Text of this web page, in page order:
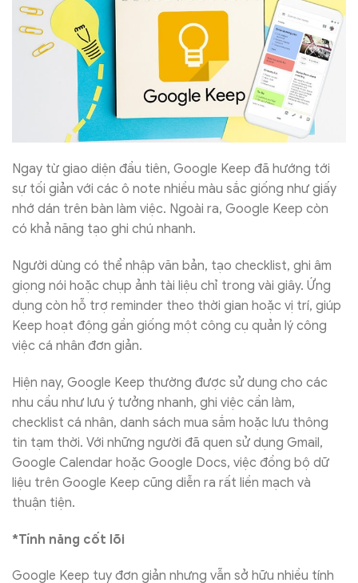
Ngay từ giao diện đầu tiên, Google Keep đã hướng tới
sự tối giản với các ô note nhiều màu sắc giống như giấy
nhớ dán trên bàn làm việc. Ngoài ra, Google Keep còn
có khả năng tạo ghi chú nhanh.
Người dùng có thể nhập văn bản, tạo checklist, ghi âm
giọng nói hoặc chụp ảnh tài liệu chỉ trong vài giây. Ứng
dụng còn hỗ trợ reminder theo thời gian hoặc vị trí, giúp
Keep hoạt động gần giống một công cụ quản lý công
việc cá nhân đơn giản.
Hiện nay, Google Keep thường được sử dụng cho các
nhu cầu như lưu ý tưởng nhanh, ghi việc cần làm,
checklist cá nhân, danh sách mua sắm hoặc lưu thông
tin tạm thời. Với những người đã quen sử dụng Gmail,
Google Calendar hoặc Google Docs, việc đồng bộ dữ
liệu trên Google Keep cũng diễn ra rất liền mạch và
thuận tiện.
*Tính năng cốt lõi
Google Keep tuy đơn giản nhưng vẫn sở hữu nhiều tính